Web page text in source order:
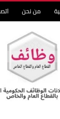
من نحن